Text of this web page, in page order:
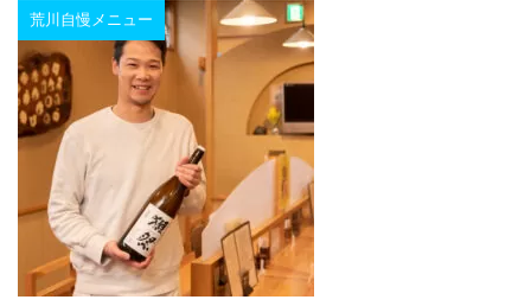
荒川自慢メニュー